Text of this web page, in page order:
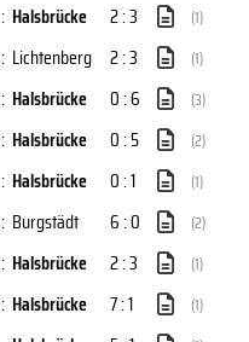
: Halsbrücke 2 : 3 (1)
: Lichtenberg 2 : 3 (1)
: Halsbrücke 0 : 6 (3)
: Halsbrücke 0 : 5 (2)
: Halsbrücke 0 : 1 (1)
: Burgstädt 6 : 0 (2)
: Halsbrücke 2 : 3 (1)
: Halsbrücke 7 : 1 (1)